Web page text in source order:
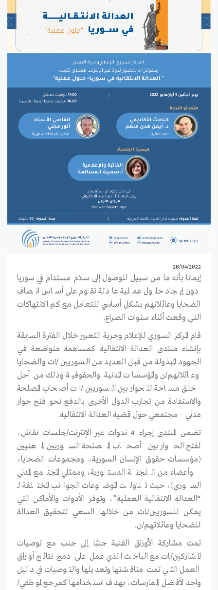
28/04/2022
إيمانا بأنه ما من سبيل للوصول إلى سلام مستدام في سوريا
دون إيجاد حلول عملية عادلة تقوم على أساس انصاف
الضحايا وعائلاتهم بشكل أساسي للتعامل مع كم الانتهاكات
التـي وقعت أثناء سنوات الصراع.
قام المركز السوري للإعلام وحرية التعبير خلال الفترة السابقة
بإنشاء منتدى العدالة الانتقالية كمساهمة متواضعة فـي
الجهود المبذولة من قبل العديد من السوريين /ات والضحايا
وعائلاتهم/ن والمؤسسات المدنية والحقوقية وذلك من أجل
خلق مساحة للحوار بين السوريين /ات أصحاب المصلحة
والاستفادة من تجارب الدول الأخرى بالدفع نحو فتح حوار
مدني – مجتمعي حول قضية العدالة الانتقالية.
تضمن المنتدى إجراء 4 ندوات عبر الإنترنت/جلسات نقاش،
لفتح الحوار بين أصحاب المصلحة السوريين المعنيين
(مؤسسات حقوق الإنسان السورية، ومجموعات الضحايا،
وأعضاء من اللجنة الدستورية، وممثلي المجتمع المدني
السوري)، حيث تناولت الموضوعات الجوانب المختلفة لـ
“العدالة الانتقالية العملية”، وتوفر الأدوات والأماكن التي
يمكن للسوريين/ـات من خلالها السعي لتحقيق العدالة
للضحايا وعائلاتهم/ن.
تمت مشاركة الأوراق الفنية جنبًا إلى جنب مع توصيات
المشاركين/ـات مع الباحث الذي عمل على دمج نتائج أوراق
العمل التـي تمت مناقشتها وتعديلها والتوصيات في دليل
واحد لأفضل الممارسات، بهدف استخدامها كمرجع لموظفي/